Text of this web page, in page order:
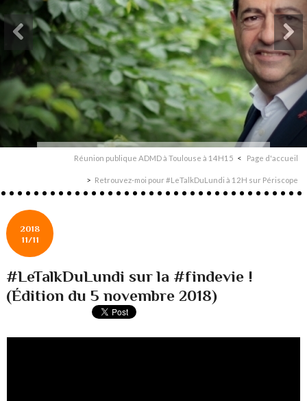
Réunion publique ADMD à Toulouse à 14H15 Page d'accueil
Retrouvez-moi pour #LeTalkDuLundi à 12H sur Périscope
2018
11/11
#LeTalkDuLundi sur la #findevie !
(Édition du 5 novembre 2018)